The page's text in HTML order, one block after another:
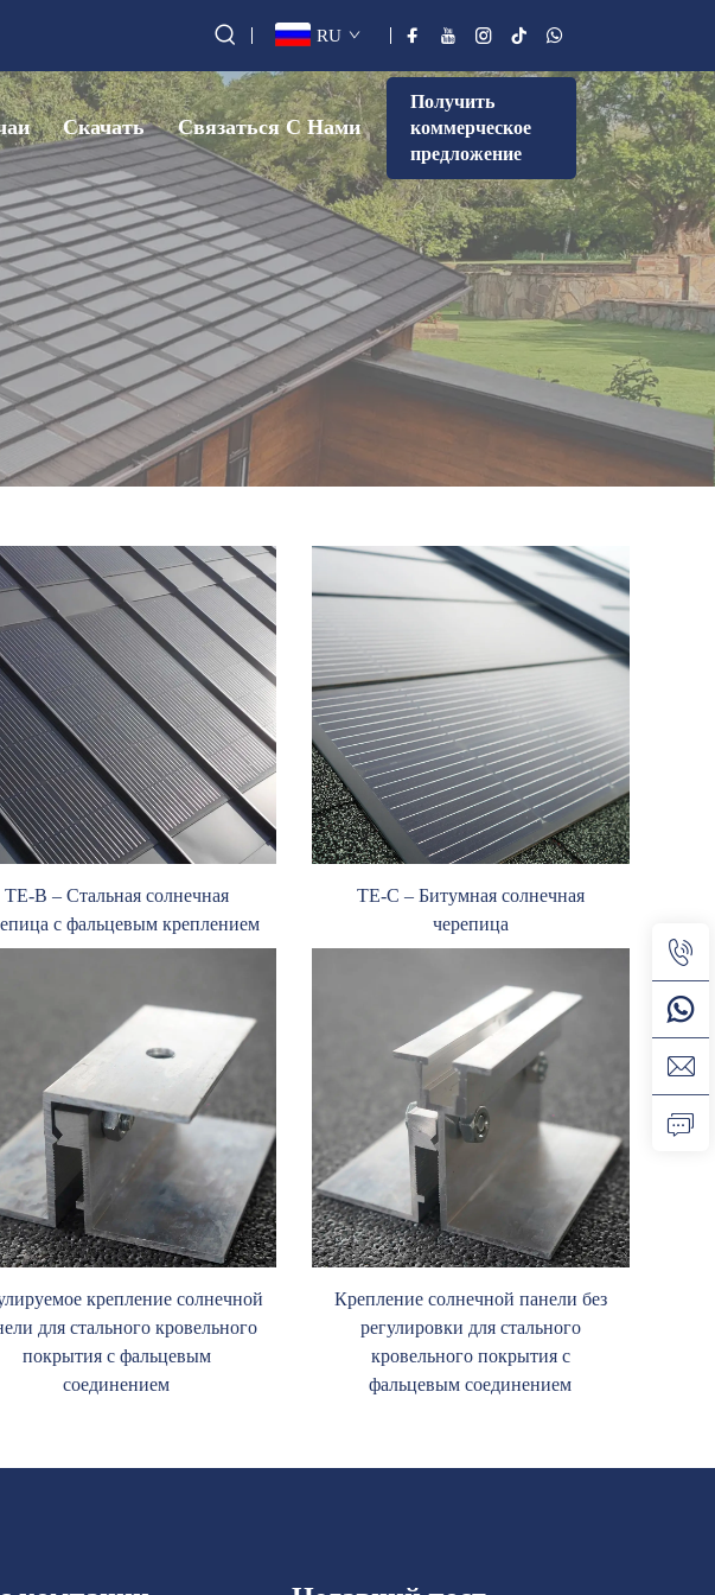
RU
Скачать Связаться С Нами
Получить
коммерческое
предложение
TE-B – Стальная солнечная
с фальцевым креплением
TE-C – Битумная солнечная
черепица
крепление солнечной
для стального кровельного
покрытия с фальцевым
соединением
Крепление солнечной панели без
регулировки для стального
кровельного покрытия с
фальцевым соединением